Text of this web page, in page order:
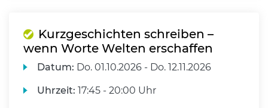
Kurzgeschichten schreiben –
wenn Worte Welten erschaffen
Datum: Do. 01.10.2026 - Do. 12.11.2026
Uhrzeit: 17:45 - 20:00 Uhr